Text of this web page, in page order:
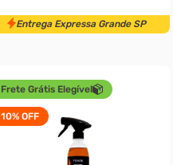
Entrega Expressa Grande SP
Frete Grátis Elegível
10% OFF